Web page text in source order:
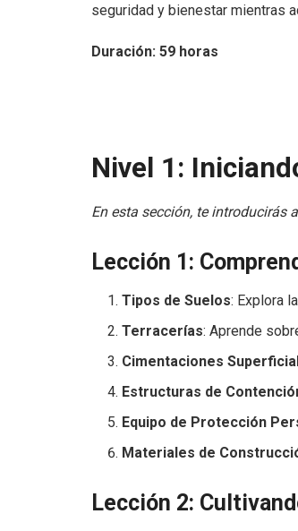
seguridad y bienestar mientras
Duración: 59 horas
Nivel 1:
En esta sección, te introducirás
Lección 1:
Tipos de Suelos: Explora
Terracerías: Aprende
Cimentaciones
Estructuras de
Equipo de Protección
Materiales de
Lección 2: